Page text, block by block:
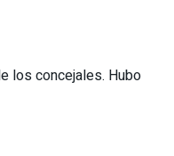
los concejales. Hubo